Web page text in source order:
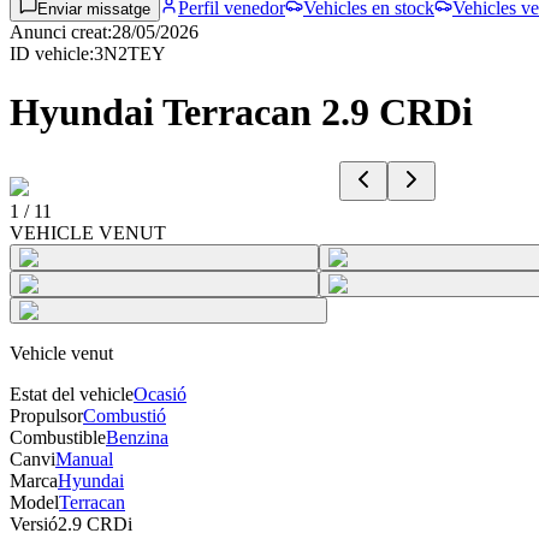
Enviar missatge Perfil venedor Vehicles en stock
Vehicles
Anunci creat:28/05/2026
ID vehicle:3N2TEY
Hyundai Terracan 2.9 CRDi
1 / 11
VEHICLE VENUT
Vehicle venut
Estat del vehicleOcasió
PropulsorCombustió
CombustibleBenzina
CanviManual
MarcaHyundai
ModelTerracan
Versió2.9 CRDi